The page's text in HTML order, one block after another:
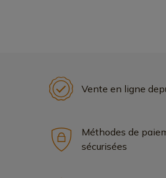
Vente en ligne
Méthodes de
sécurisées